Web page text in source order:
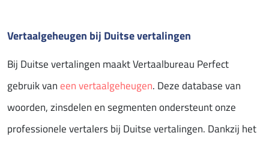
Vertaalgeheugen bij Duitse vertalingen
Bij Duitse vertalingen maakt Vertaalbureau Perfect
gebruik van een vertaalgeheugen. Deze database van
woorden, zinsdelen en segmenten ondersteunt onze
professionele vertalers bij Duitse vertalingen. Dankzij het